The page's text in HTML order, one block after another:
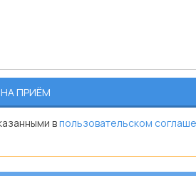
впользовательском